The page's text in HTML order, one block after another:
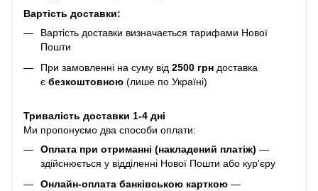
Вартість доставки:
Вартість доставки визначається тарифами Нової
Пошти
При замовленні на суму від 2500 грн доставка
є безкоштовною (лише по Україні)
Тривалість доставки 1-4 дні
Ми пропонуємо два способи оплати:
Оплата при отриманні (накладений платіж) —
здійснюється у відділенні Нової Пошти або кур'єру
Онлайн-оплата банківською карткою —